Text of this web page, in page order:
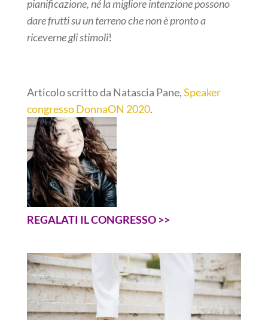
pianificazione, né la migliore intenzione possono
dare frutti su un terreno che non è pronto a
riceverne gli stimoli!
Articolo scritto da Natascia Pane,Speaker
congresso DonnaON 2020.
REGALATI IL CONGRESSO >>